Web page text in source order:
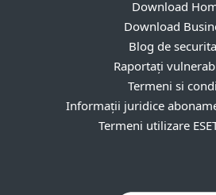
Download
Download
Blog de
Raportați
Termeni si
Informații juridice
Termeni utilizare